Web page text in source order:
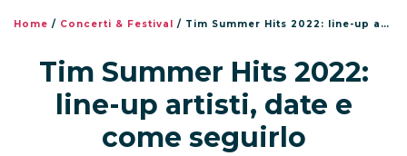
Home / Concerti & Festival / Tim Summer Hits 2022: line-up artisti, date e come seguirlo
Tim Summer Hits 2022:
line-up artisti, date e
come seguirlo